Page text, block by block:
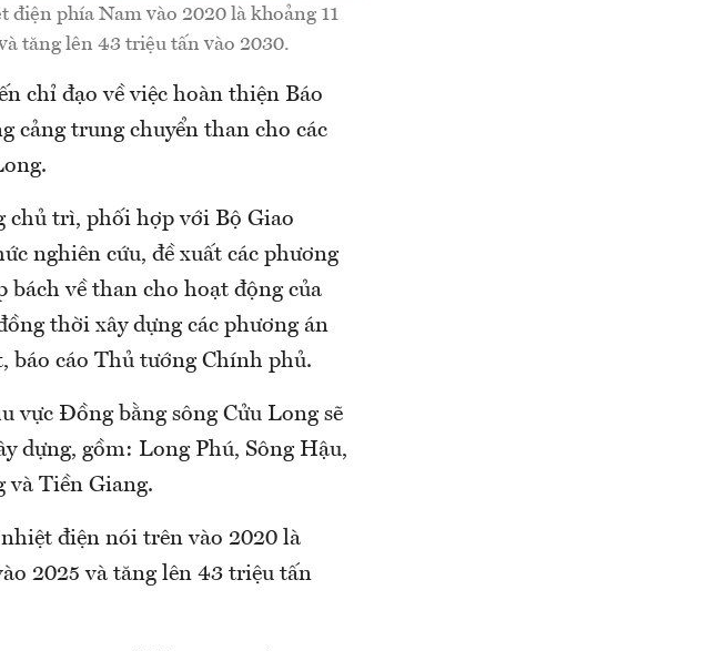
phía Nam vào 2020 là khoảng 11
tăng lên 43 triệu tấn vào 2030.
chỉ đạo về việc hoàn thiện Báo
cảng trung chuyển than cho các
chủ trì, phối hợp với Bộ Giao
nghiên cứu, đề xuất các phương
bách về than cho hoạt động của
thời xây dựng các phương án
báo cáo Thủ tướng Chính phủ.
vực Đồng bằng sông Cửu Long sẽ
dựng, gồm: Long Phú, Sông Hậu,
và Tiền Giang.
điện nói trên vào 2020 là
2025 và tăng lên 43 triệu tấn